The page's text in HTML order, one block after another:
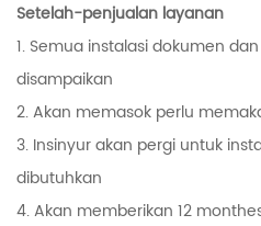
Setelah-penjualan layanan
1. Semua instalasi dokumen
disampaikan
2. Akan memasok perlu
3. Insinyur akan pergi untuk
dibutuhkan
4. Akan memberikan 12